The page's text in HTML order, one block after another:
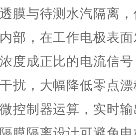
膜与待测水汽隔离
部，在工作电极表
度成正比的电流信
扰，大幅降低零点
控制器运算，实时